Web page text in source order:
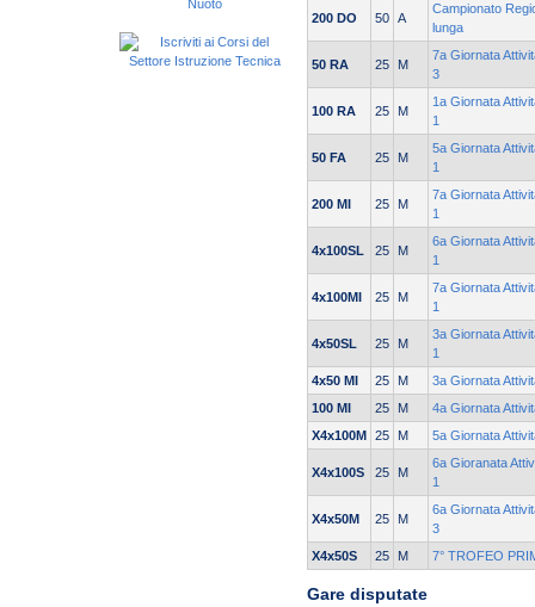
200 DO 50 A
Campionato
lunga
50 RA 25 M
7a Giornata
3
100 RA 25 M
1a Giornata
1
50 FA 25 M
5a Giornata
1
200 MI 25 M
7a Giornata
1
4x100SL 25 M
6a Giornata
1
4x100MI 25 M
7a Giornata
1
4x50SL 25 M
3a Giornata
1
4x50 MI
25 M
3a Giornata
100 MI
25 M
4a Giornata
X4x100M 25 M 5a Giornata
X4x100S 25 M
6a Gioranata
1
X4x50M 25 M
6a Giornata
3
X4x50S
25 M 7° TROFEO
Gare disputate